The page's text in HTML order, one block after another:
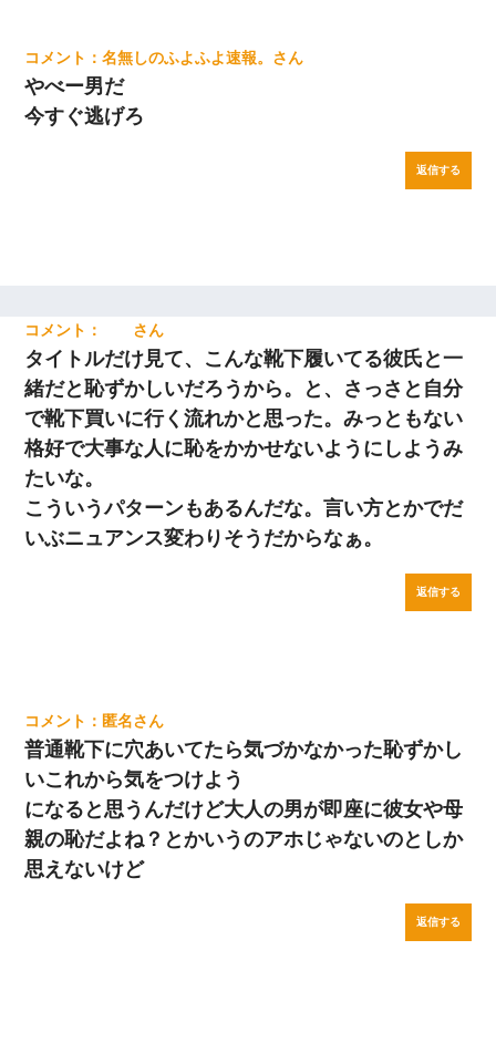
名無しのふよふよ速報。
やべー男だ
今すぐ逃げろ
返信する
タイトルだけ見て、こんな靴下履いてる彼氏と一
緒だと恥ずかしいだろうから。と、さっさと自分
で靴下買いに行く流れかと思った。みっともない
格好で大事な人に恥をかかせないようにしようみ
たいな。
こういうパターンもあるんだな。言い方とかでだ
いぶニュアンス変わりそうだからなぁ。
返信する
匿名
普通靴下に穴あいてたら気づかなかった恥ずかし
いこれから気をつけよう
になると思うんだけど大人の男が即座に彼女や母
親の恥だよね？とかいうのアホじゃないのとしか
思えないけど
返信する